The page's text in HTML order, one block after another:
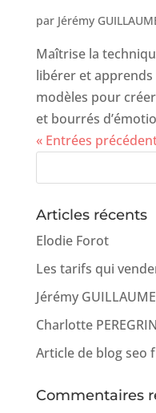
par Jérémy
Maîtrise la
libérer et
modèles pour
et bourrés
« Entrées
Articles récents
Elodie Forot
Les tarifs qui
Jérémy GUILLAUME
Charlotte PEREGRIN
Article de blog seo
Commentaires